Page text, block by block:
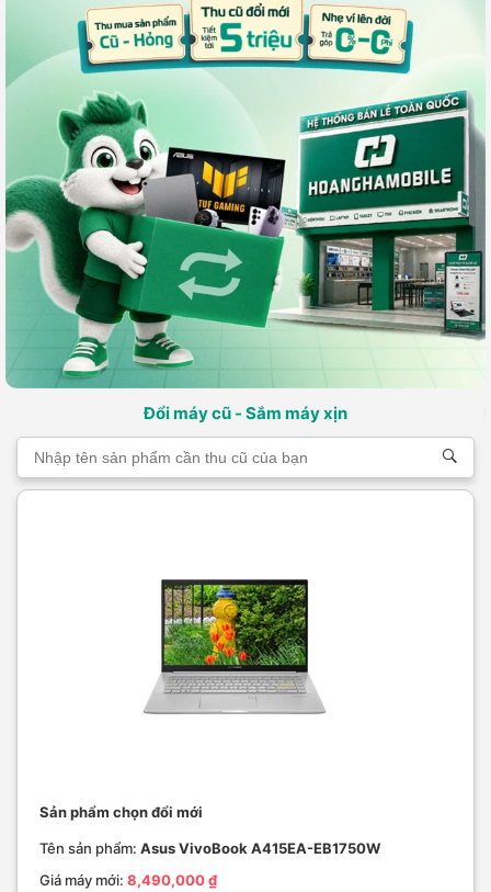
Đổi máy cũ - Sắm máy xịn
Sản phẩm chọn đổi mới
Tên sản phẩm: Asus VivoBook A415EA-EB1750W
Giá máy mới: 8,490,000 ₫